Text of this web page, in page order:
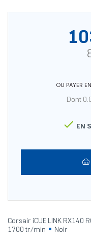
OU PAYER EN
Dont
 EN
Corsair iCUE LINK RX140
1700 tr/min
Noir